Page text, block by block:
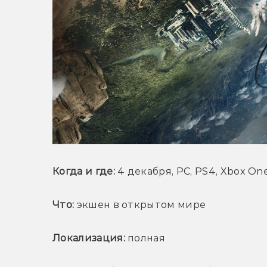
Когда и где: 4 декабря, PC, PS4, Xbox
Что: экшен в открытом мире
Локализация: полная